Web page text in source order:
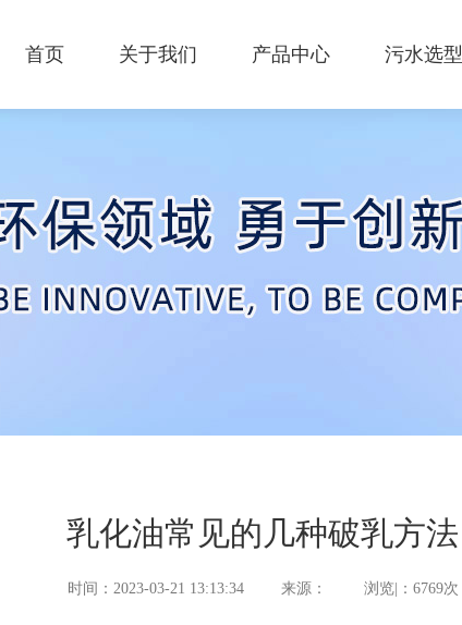
首页 关于我们 产品中心 污水选型
乳化油常见的几种破乳方法
时间：2023-03-21 13:13:34 来源： 浏览|：6769次